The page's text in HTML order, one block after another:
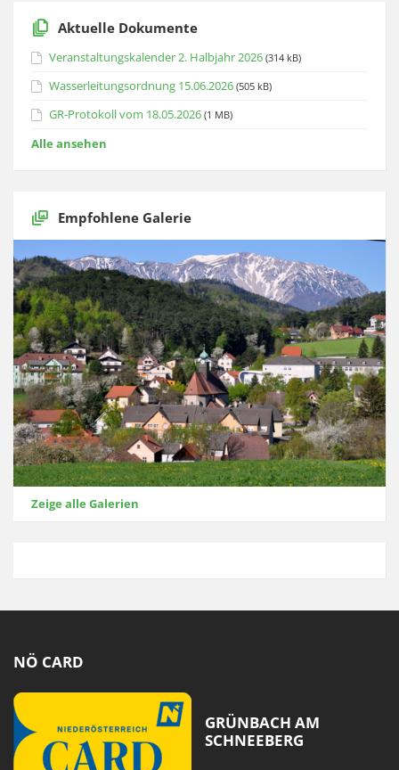
Aktuelle Dokumente
Veranstaltungskalender 2. Halbjahr 2026 (314 kB)
Wasserleitungsordnung 15.06.2026 (505 kB)
GR-Protokoll vom 18.05.2026 (1 MB)
Alle ansehen
Empfohlene Galerie
Zeige alle Galerien
NÖ CARD
GRÜNBACH AM
SCHNEEBERG